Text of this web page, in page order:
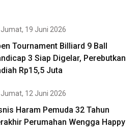
Jumat, 19 Juni 2026
Tournament Billiard 9 Ball
3 Siap Digelar, Perebutkan
Rp15,5 Juta
Jumat, 12 Juni 2026
Haram Pemuda 32 Tahun
Perumahan Wengga Happy